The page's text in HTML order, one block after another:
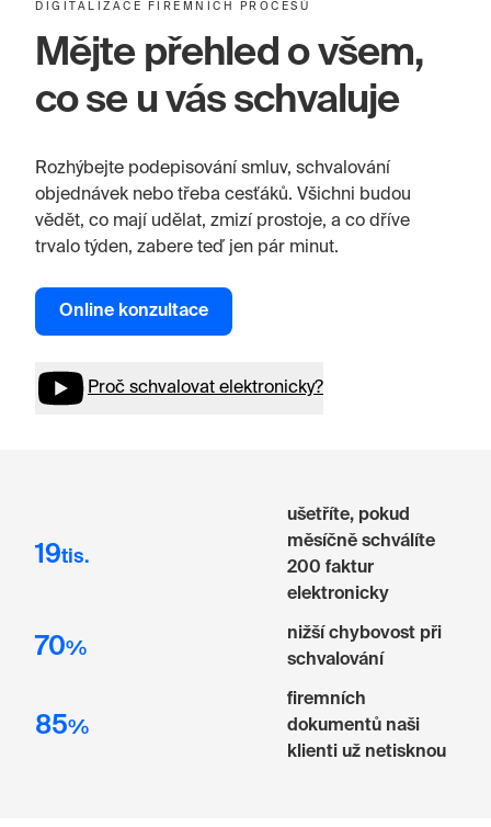
DIGITALIZACE FIREMNÍCH PROCESŮ
Mějte přehled o všem,
co se u vás schvaluje
Rozhýbejte podepisování smluv, schvalování
objednávek nebo třeba cesťáků. Všichni budou
vědět, co mají udělat, zmizí prostoje, a co dříve
trvalo týden, zabere teď jen pár minut.
Online konzultace
Proč schvalovat elektronicky?
19tis.
ušetříte, pokud
měsíčně schválíte
200 faktur
elektronicky
70%
nižší chybovost při
schvalování
85%
firemních
dokumentů naši
klienti už netisknou